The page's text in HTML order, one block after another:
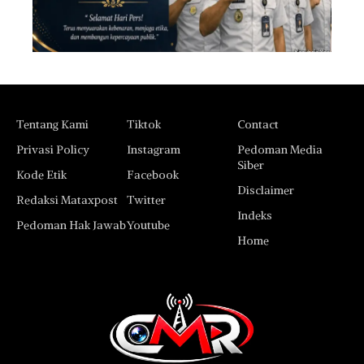
Tentang Kami
Privasi Policy
Kode Etik
Redaksi Mataxpost
Pedoman Hak Jawab
Tiktok
Instagram
Facebook
Twitter
Youtube
Contact
Pedoman Media
Siber
Disclaimer
Indeks
Home